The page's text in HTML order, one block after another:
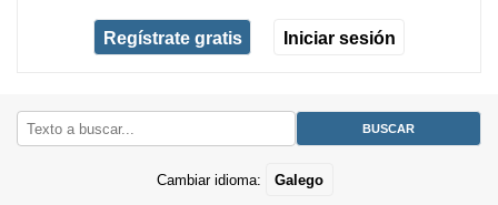
Regístrate gratis Iniciar sesión
Cambiar idioma: Galego